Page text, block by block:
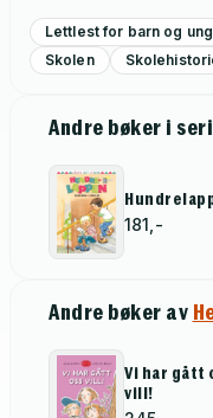
Lettlest for barn og
Skolen
Andre bøker i
181,-
Andre bøker av
Vi har gått
vill!